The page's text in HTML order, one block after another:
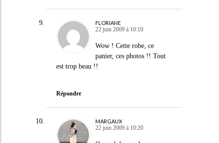
FLORIANE
22 juin 2009 à 10:10
Wow ! Cette robe, ce
panier, ces photos !! Tout
est trop beau !!
Répondre
MARGAUX
22 juin 2009 à 10:20